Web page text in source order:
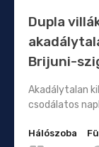
Dupla
Brijuni-
Akadálytalan
csodálatos
Hálószoba